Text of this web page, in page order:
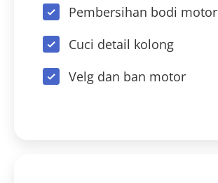
Pembersihan bodi motor
Cuci detail kolong
Velg dan ban motor